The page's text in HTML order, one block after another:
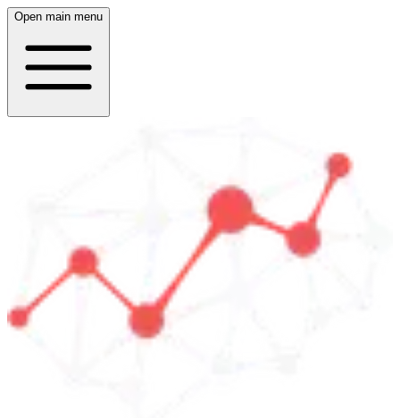
Open main menu